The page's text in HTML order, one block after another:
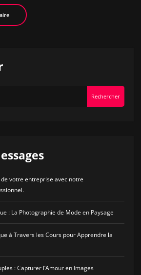
Rechercher
de votre entreprise avec notre
: La Photographie de Mode en Paysage
à Travers les Cours pour Apprendre la
: Capturer l’Amour en Images